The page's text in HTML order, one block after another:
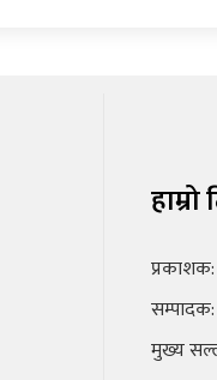
हाम्रो
प्रकाशक:
मुख्य